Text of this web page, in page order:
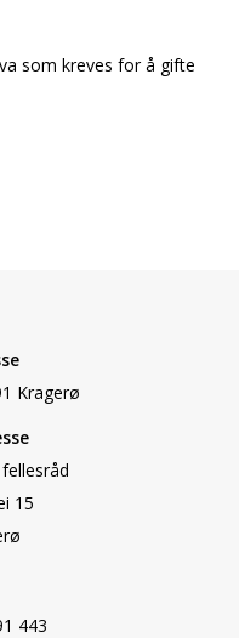
som kreves for å gifte
Kragerø
15
443